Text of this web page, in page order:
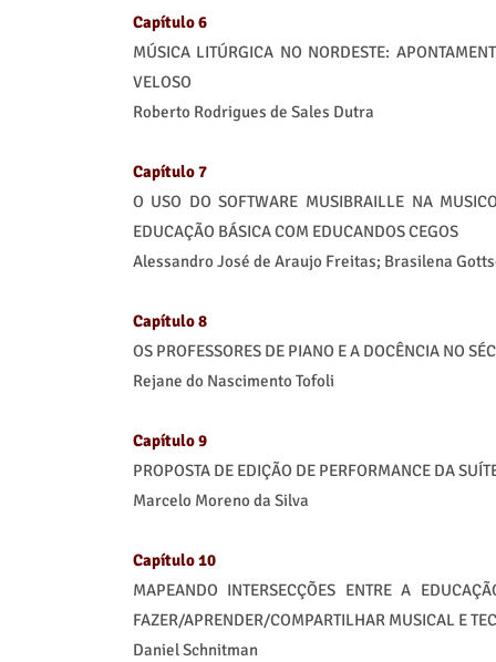
Capítulo 6
MÚSICA LITÚRGICA NO NORDESTE:
VELOSO
Roberto Rodrigues de Sales Dutra
Capítulo 7
O USO DO SOFTWARE MUSIBRAILLE NA
EDUCAÇÃO BÁSICA COM EDUCANDOS CEGOS
Alessandro José de Araujo Freitas; Brasilena
Capítulo 8
OS PROFESSORES DE PIANO E A DOCÊNCIA NO
Rejane do Nascimento Tofoli
Capítulo 9
PROPOSTA DE EDIÇÃO DE PERFORMANCE DA
Marcelo Moreno da Silva
Capítulo 10
MAPEANDO INTERSECÇÕES ENTRE A
FAZER/APRENDER/COMPARTILHAR MUSICAL E
Daniel Schnitman